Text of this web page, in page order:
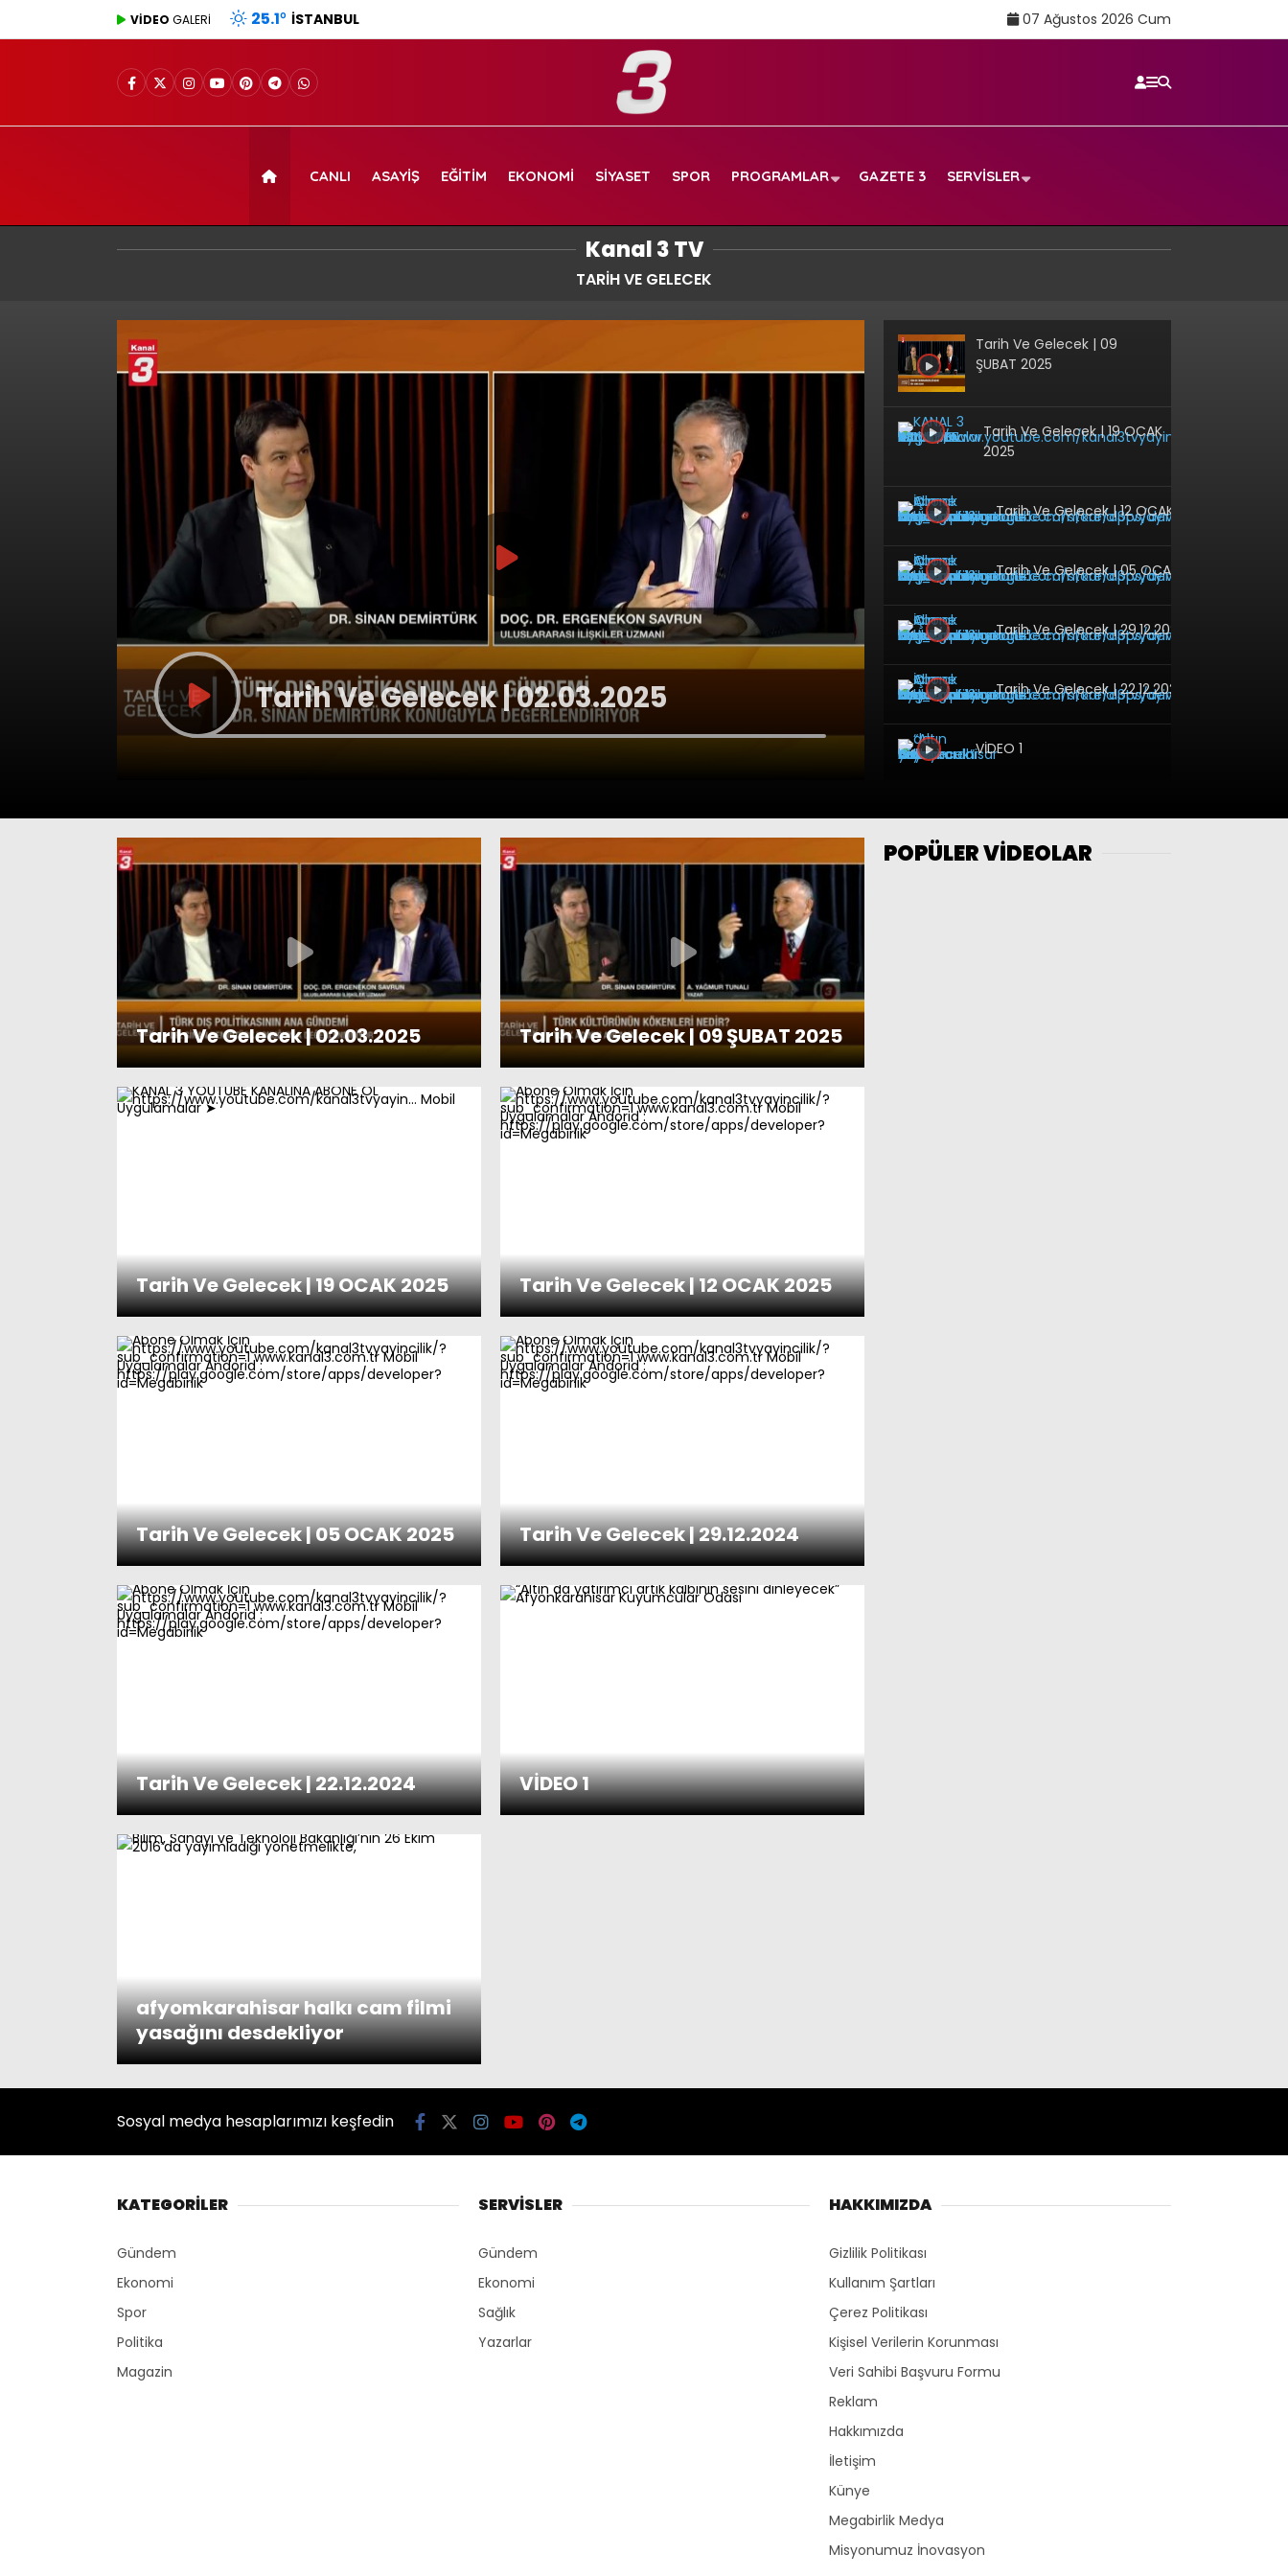
VİDEO GALERİ 25.1° İSTANBUL 07 Ağustos 2026 Cum
CANLI ASAYIŞ EĞITIM EKONOMI SIYASET SPOR PROGRAMLAR GAZETE 3 SERVISLER
Kanal 3 TV
TARİH VE GELECEK
Tarih Ve Gelecek | 02.03.2025
Tarih Ve Gelecek | 09
ŞUBAT 2025
Tarih Ve Gelecek | 19 OCAK
2025
Tarih Ve Gelecek | 12 OCAK 2025
Tarih Ve Gelecek | 05 OCAK 2025
Tarih Ve Gelecek | 29.12.2024
Tarih Ve Gelecek | 22.12.2024
VİDEO 1
Tarih Ve Gelecek | 02.03.2025 Tarih Ve Gelecek | 09 ŞUBAT 2025
Tarih Ve Gelecek | 19 OCAK 2025 Tarih Ve Gelecek | 12 OCAK 2025
Tarih Ve Gelecek | 05 OCAK 2025 Tarih Ve Gelecek | 29.12.2024
Tarih Ve Gelecek | 22.12.2024 VİDEO 1
afyomkarahisar halkı cam filmi
yasağını desdekliyor
POPÜLER VİDEOLAR
Sosyal medya hesaplarımızı keşfedin
KATEGORİLER
Gündem
Ekonomi
Spor
Politika
Magazin
SERVİSLER
Gündem
Ekonomi
Sağlık
Yazarlar
HAKKIMIZDA
Gizlilik Politikası
Kullanım Şartları
Çerez Politikası
Kişisel Verilerin Korunması
Veri Sahibi Başvuru Formu
Reklam
Hakkımızda
İletişim
Künye
Megabirlik Medya
Misyonumuz İnovasyon